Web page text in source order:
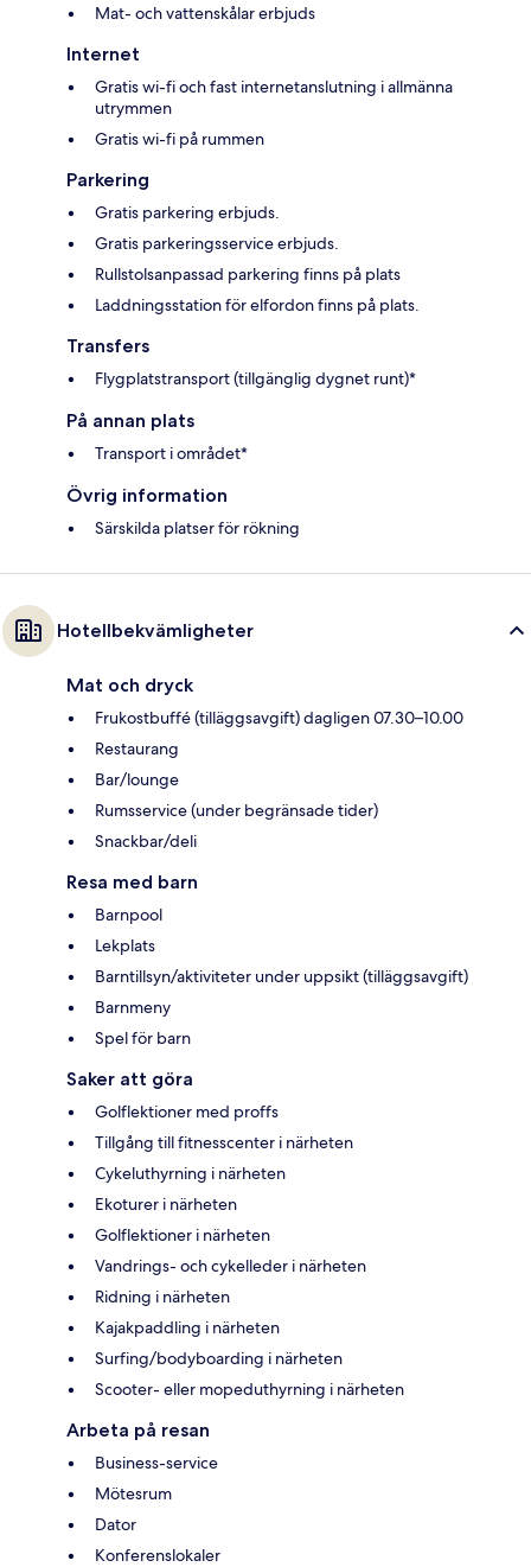
Mat- och vattenskålar erbjuds
Internet
Gratis wi-fi och fast internetanslutning i allmänna
utrymmen
Gratis wi-fi på rummen
Parkering
Gratis parkering erbjuds.
Gratis parkeringsservice erbjuds.
Rullstolsanpassad parkering finns på plats
Laddningsstation för elfordon finns på plats.
Transfers
Flygplatstransport (tillgänglig dygnet runt)*
På annan plats
Transport i området*
Övrig information
Särskilda platser för rökning
Hotellbekvämligheter
Mat och dryck
Frukostbuffé (tilläggsavgift) dagligen 07.30–10.00
Restaurang
Bar/lounge
Rumsservice (under begränsade tider)
Snackbar/deli
Resa med barn
Barnpool
Lekplats
Barntillsyn/aktiviteter under uppsikt (tilläggsavgift)
Barnmeny
Spel för barn
Saker att göra
Golflektioner med proffs
Tillgång till fitnesscenter i närheten
Cykeluthyrning i närheten
Ekoturer i närheten
Golflektioner i närheten
Vandrings- och cykelleder i närheten
Ridning i närheten
Kajakpaddling i närheten
Surfing/bodyboarding i närheten
Scooter- eller mopeduthyrning i närheten
Arbeta på resan
Business-service
Mötesrum
Dator
Konferenslokaler